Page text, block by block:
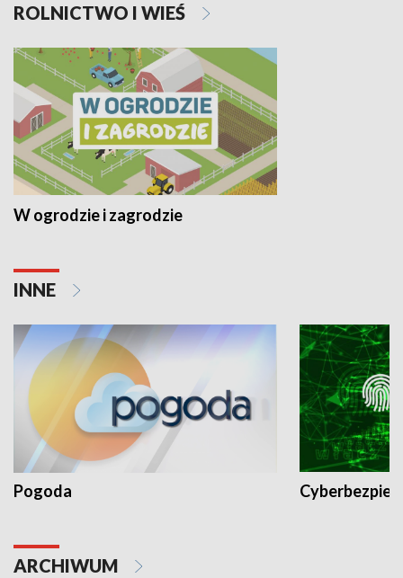
ROLNICTWO I WIEŚ
W ogrodzie i zagrodzie
INNE
Pogoda
ARCHIWUM